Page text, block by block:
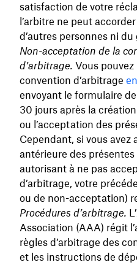
satisfaction de votre
l’arbitre ne peut
d’autres personnes ni
Non-acceptation de la
d’arbitrage. Vous
convention d’arbitrage
envoyant le formulaire
30 jours après la
ou l’acceptation des
Cependant, si vous avez
antérieure des
autorisant à ne pas
d’arbitrage, votre
ou de non-acceptation)
Procédures d’arbitrage.
Association (AAA) régit
règles d’arbitrage des
et les instructions de